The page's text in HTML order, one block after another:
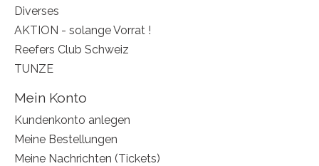
Diverses
AKTION - solange Vorrat !
Reefers Club Schweiz
TUNZE
Mein Konto
Kundenkonto anlegen
Meine Bestellungen
Meine Nachrichten (Tickets)